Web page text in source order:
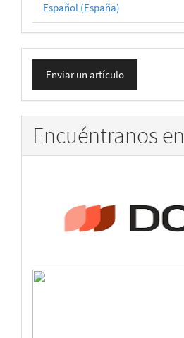
Español (España)
Enviar
un
artículo
Enviar un artículo
Encuéntranos en